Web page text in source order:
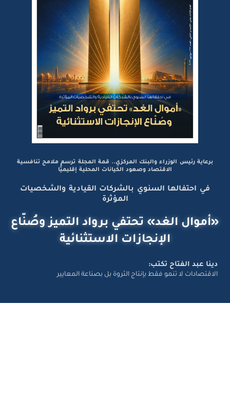
برعاية رئيس الوزراء والبنك المركزي.. قمة المجلة ترسم ملامح تنافسية
الاقتصاد وصعود الكيانات المحلية إقليميًّا
في احتفالها السنوي بالشركات القيادية والشخصيات
المؤثرة
«أموال الغد» تحتفي برواد التميز وصُنّاع
الإنجازات الاستثنائية
دينا عبد الفتاح تكتب:
الاقتصادات لا تنمو فقط بإنتاج الثروة بل بصناعة المعايير